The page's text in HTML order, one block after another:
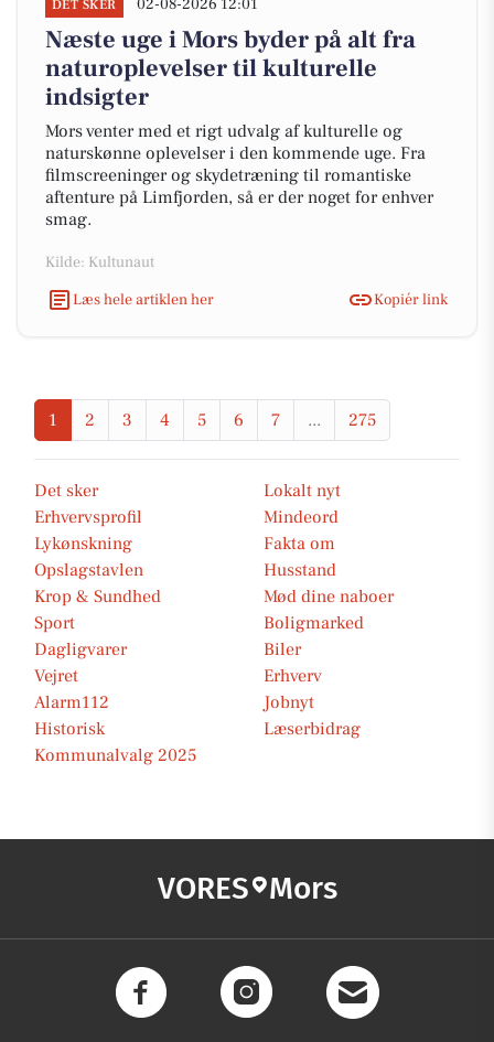
DET SKER 02-08-2026 12:01
Næste uge i Mors byder på alt fra
naturoplevelser til kulturelle
indsigter
Mors venter med et rigt udvalg af kulturelle og
naturskønne oplevelser i den kommende uge. Fra
filmscreeninger og skydetræning til romantiske
aftenture på Limfjorden, så er der noget for enhver
smag.
Kilde: Kultunaut
Læs hele artiklen her
Kopiér link
1 2 3 4 5 6 7 ... 275
Det sker
Lokalt nyt
Erhvervsprofil
Mindeord
Lykønskning
Fakta om
Opslagstavlen
Husstand
Krop & Sundhed
Mød dine naboer
Sport
Boligmarked
Dagligvarer
Biler
Vejret
Erhverv
Alarm112
Jobnyt
Historisk
Læserbidrag
Kommunalvalg 2025
VORES Mors